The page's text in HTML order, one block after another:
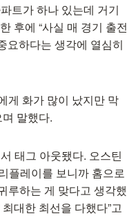
트가 하나 있는데 거기
후에 “사실 매 경기 출전
요하다는 생각에 열심히
게 화가 많이 났지만 막
말했다.
태그 아웃됐다. 오스틴
플레이를 보니까 홈으로
루하는 게 맞다고 생각했
대한 최선을 다했다”고